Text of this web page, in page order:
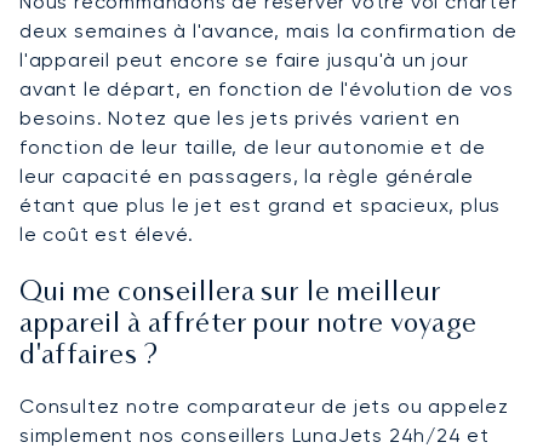
deux semaines à l'avance, mais la confirmation de
l'appareil peut encore se faire jusqu'à un jour
avant le départ, en fonction de l'évolution de vos
besoins. Notez que les jets privés varient en
fonction de leur taille, de leur autonomie et de
leur capacité en passagers, la règle générale
étant que plus le jet est grand et spacieux, plus
le coût est élevé.
Qui me conseillera sur le meilleur
appareil à affréter pour notre voyage
d'affaires ?
Consultez notre comparateur de jets ou appelez
simplement nos conseillers LunaJets 24h/24 et